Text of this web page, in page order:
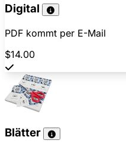
Digital
PDF kommt per E-Mail
$14.00
Blätter